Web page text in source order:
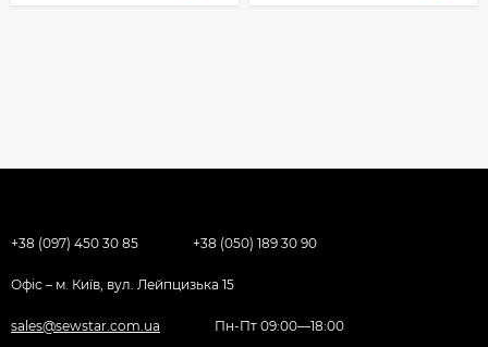
+38 (097) 450 30 85 +38 (050) 189 30 90
Офіс – м. Київ, вул. Лейпцизька 15
sales@sewstar.com.ua Пн-Пт 09:00—18:00